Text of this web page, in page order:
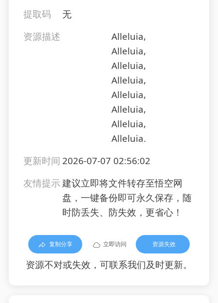
提取码
无
资源描述
Alleluia,
Alleluia,
Alleluia,
Alleluia,
Alleluia,
Alleluia,
Alleluia,
Alleluia.
更新时间 2026-07-07 02:56:02
友情提示建议立即将文件转存至悟空网
盘，一键备份即可永久保存，随
时防丢失、防失效，更省心！
复制分享 立即访问 资源失效
资源不对或失效，可联系我们及时更新。